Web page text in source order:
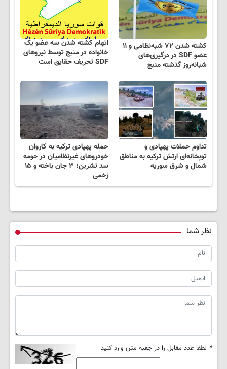
کشته شدن ۷۲ شبه‌نظامی و ۱۱
عضو SDF در درگیری‌های
شبانه‌روز گذشته منبج
اتهام کشته شدن سه عضو یک
خانواده در منبج توسط نیروهای
SDF تحریف حقایق است
تداوم حملات پهپادی و
توپخانه‌ای ارتش ترکیه به مناطق
شمال و شرق سوریه
حمله پهپادی ترکیه به کاروان
خودروهای غیرنظامیان در حومه
سد تشرین؛ ۳ جان باخته و ۱۵
زخمی
نظر شما
* لطفا عدد مقابل را در جعبه متن وارد کنید